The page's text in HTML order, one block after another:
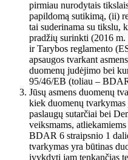
pirmiau nurodytais
papildomą sutikimą, (ii)
tai suderinama su tikslu,
pradžių surinkti (2016 m.
ir Tarybos reglamento
apsaugos tvarkant
duomenų judėjimo bei
95/46/EB (toliau –
Jūsų asmens duomenų
kiek duomenų
paslaugų sutarčiai bei
veiksmams,
BDAR 6 straipsnio 1
tvarkymas yra būtinas
įvykdyti jam tenkančias